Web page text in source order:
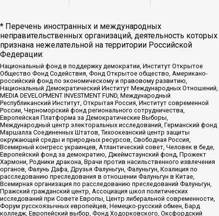
* Перечень иностранных и международных
неправительственных организаций, деятельность которых
признана нежелательной на территории Российской
Федерации:
Национальный фонд в поддержку демократии, Институт Открытое
Общество Фонд Содействия, Фонд Открытое общество, Американо-
российский фонд по экономическому и правовому развитию,
Национальный Демократический Институт Международных Отношений,
MEDIA DEVELOPMENT INVESTMENT FUND, Международный
Республиканский Институт, Открытая Россия, Институт современной
России, Черноморский фонд регионального сотрудничества,
Европейская Платформа за Демократические Выборы,
Международный центр электоральных исследований, Германский фонд
Маршалла Соединенных Штатов, Тихоокеанский центр защиты
окружающей среды и природных ресурсов, Свободная Россия,
Всемирный конгресс украинцев, Атлантический совет, Человек в беде,
Европейский фонд за демократию, Джеймстаунский фонд, Прожект
Хармони, Родники дракона, Врачи против насильственного извлечения
органов, Фалунь Дафа, Друзья Фалуньгун, Фалуньгун, Коалиция по
расследованию преследования в отношении Фалуньгун в Китае,
Всемирная организация по расследованию преследований Фалуньгун,
Пражский гражданский центр, Ассоциация школ политических
исследований при Совете Европы, Центр либеральной современности,
Форум русскоязычных европейцев, Немецко-русский обмен, Бард
колледж, Европейский выбор, Фонд Ходорковского, Оксфордский